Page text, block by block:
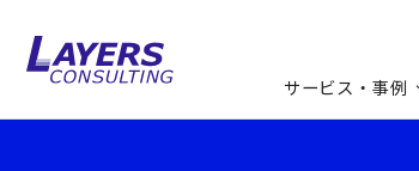
サービス・事例